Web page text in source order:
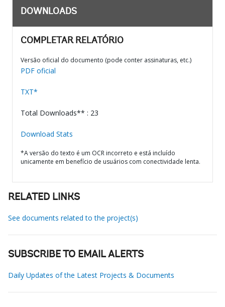
DOWNLOADS
COMPLETAR RELATÓRIO
Versão oficial do documento (pode conter assinaturas, etc.)
PDF oficial
TXT*
Total Downloads** : 23
Download Stats
*A versão do texto é um OCR incorreto e está incluído
unicamente em benefício de usuários com conectividade lenta.
RELATED LINKS
See documents related to the project(s)
SUBSCRIBE TO EMAIL ALERTS
Daily Updates of the Latest Projects & Documents